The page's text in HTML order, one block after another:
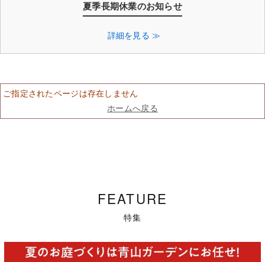
夏季長期休業のお知らせ
詳細を見る ≫
ご指定されたページは存在しません
ホームへ戻る
FEATURE
特集